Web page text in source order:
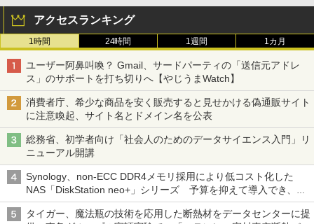
アクセスランキング
1時間 24時間 1週間 1カ月
ユーザー阿鼻叫喚？ Gmail、サードパーティの「送信元アドレ
ス」のサポートを打ち切りへ【やじうまWatch】
消費者庁、希少な商品を安く販売すると見せかける偽通販サイト
に注意喚起、サイト名とドメイン名を公表
総務省、初学者向け「社会人のためのデータサイエンス入門」リ
ニューアル開講
Synology、non-ECC DDR4メモリ採用により低コスト化した
NAS「DiskStation neo+」シリーズ 予算を抑えて導入でき、
ECCメモリへのアップグレードも可能
タイガー、魔法瓶の技術を応用した断熱材をデータセンターに提